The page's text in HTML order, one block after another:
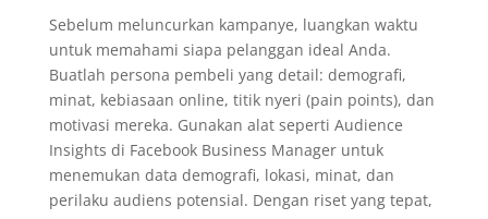
Sebelum meluncurkan kampanye, luangkan waktu
untuk memahami siapa pelanggan ideal Anda.
Buatlah persona pembeli yang detail: demografi,
minat, kebiasaan online, titik nyeri (pain points), dan
motivasi mereka. Gunakan alat seperti Audience
Insights di Facebook Business Manager untuk
menemukan data demografi, lokasi, minat, dan
perilaku audiens potensial. Dengan riset yang tepat,